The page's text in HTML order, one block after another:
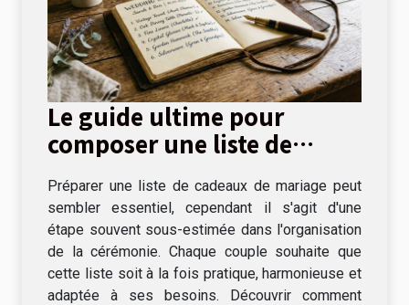
Le guide ultime pour
composer une liste de
cadeaux de mariage
Préparer une liste de cadeaux de mariage peut
sembler essentiel, cependant il s'agit d'une
étape souvent sous-estimée dans l'organisation
de la cérémonie. Chaque couple souhaite que
cette liste soit à la fois pratique, harmonieuse et
adaptée à ses besoins. Découvrir comment